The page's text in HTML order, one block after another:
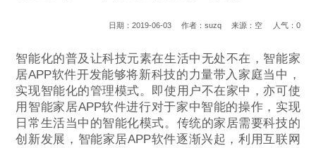
日期：2019-06-03 作者：suzq 来源：空 人气： 0
智能化的普及让科技元素在生活中无处不在，智能家
居APP软件开发能够将新科技的力量带入家庭当中，
实现智能化的管理模式。即使用户不在家中，亦可使
用智能家居APP软件进行对于家中智能的操作，实现
日常生活当中的智能化模式。传统的家居需要科技的
创新发展，智能家居APP软件逐渐兴起，利用互联网